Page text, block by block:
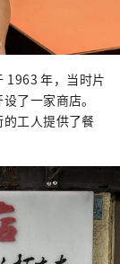
1963 年，当时片
了一家商店。
工人提供了餐